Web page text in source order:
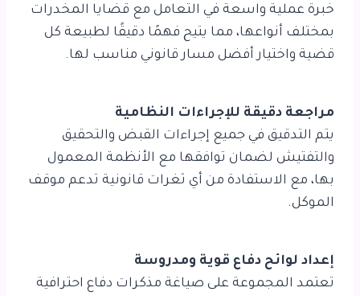
خبرة عملية واسعة في التعامل مع قضايا المخدرات
بمختلف أنواعها، مما يتيح فهمًا دقيقًا لطبيعة كل
قضية واختيار أفضل مسار قانوني مناسب لها.
مراجعة دقيقة للإجراءات النظامية
يتم التدقيق في جميع إجراءات القبض والتحقيق
والتفتيش لضمان توافقها مع الأنظمة المعمول
بها، مع الاستفادة من أي ثغرات قانونية تدعم موقف
الموكل.
إعداد لوائح دفاع قوية ومدروسة
تعتمد المجموعة على صياغة مذكرات دفاع احترافية